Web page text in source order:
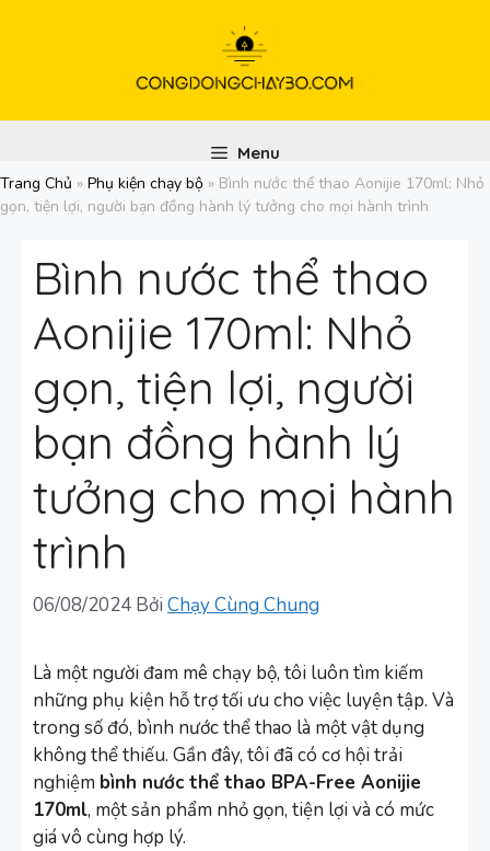
Menu
Trang Chủ » Phụ kiện chạy bộ » Bình nước thể thao Aonijie 170ml: Nhỏ
gọn, tiện lợi, người bạn đồng hành lý tưởng cho mọi hành trình
Bình nước thể thao
Aonijie 170ml: Nhỏ
gọn, tiện lợi, người
bạn đồng hành lý
tưởng cho mọi hành
trình
06/08/2024 Bởi Chạy Cùng Chung
Là một người đam mê chạy bộ, tôi luôn tìm kiếm
những phụ kiện hỗ trợ tối ưu cho việc luyện tập. Và
trong số đó, bình nước thể thao là một vật dụng
không thể thiếu. Gần đây, tôi đã có cơ hội trải
nghiệm bình nước thể thao BPA-Free Aonijie
170ml, một sản phẩm nhỏ gọn, tiện lợi và có mức
giá vô cùng hợp lý.